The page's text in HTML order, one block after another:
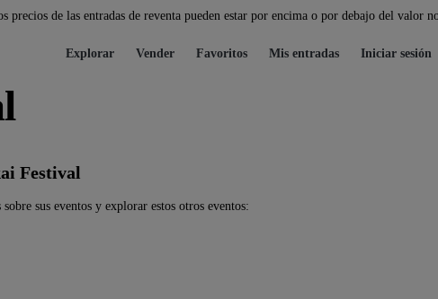
de las entradas de reventa pueden estar por encima o por debajo del valor
Explorar Vender Favoritos Mis entradas Iniciar sesión
Festival
sus eventos y explorar estos otros eventos: